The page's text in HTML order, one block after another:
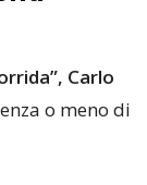
Carlo
o meno di